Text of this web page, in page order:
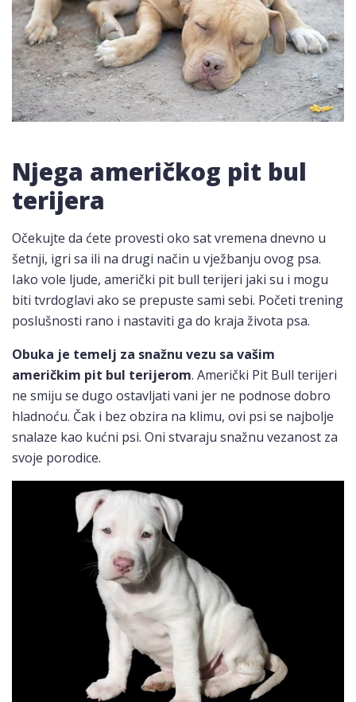
Njega američkog pit bul
terijera
Očekujte da ćete provesti oko sat vremena dnevno u
šetnji, igri sa ili na drugi način u vježbanju ovog psa.
Iako vole ljude, američki pit bull terijeri jaki su i mogu
biti tvrdoglavi ako se prepuste sami sebi. Početi trening
poslušnosti rano i nastaviti ga do kraja života psa.
Obuka je temelj za snažnu vezu sa vašim
američkim pit bul terijerom. Američki Pit Bull terijeri
ne smiju se dugo ostavljati vani jer ne podnose dobro
hladnoću. Čak i bez obzira na klimu, ovi psi se najbolje
snalaze kao kućni psi. Oni stvaraju snažnu vezanost za
svoje porodice.